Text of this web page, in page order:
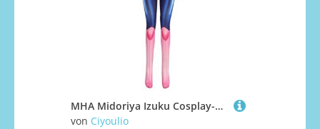
MHA Midoriya Izuku Cosplay-Kostüm, All-MIGHT Cosplay Bodysuit Uraraka Ochako Anime Jumpsuit Asui Tsuyu Rollenspiel Outfits Halloween Party Karneval
von Ciyoulio